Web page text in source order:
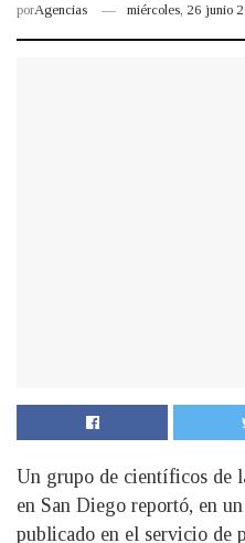
porAgencias miércoles, 26 junio
Un grupo de científicos de
en San Diego reportó, en
publicado en el servicio de